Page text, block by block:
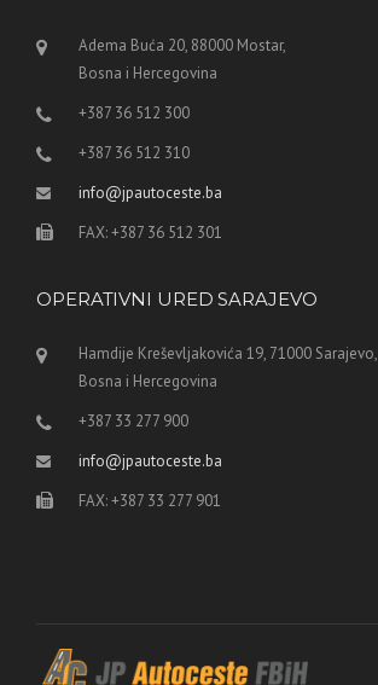
Adema Buća 20, 88000 Mostar,
Bosna i Hercegovina
+387 36 512 300
+387 36 512 310
info@jpautoceste.ba
FAX: +387 36 512 301
OPERATIVNI URED SARAJEVO
Hamdije Kreševljakovića 19, 71000 Sarajevo,
Bosna i Hercegovina
+387 33 277 900
info@jpautoceste.ba
FAX: +387 33 277 901